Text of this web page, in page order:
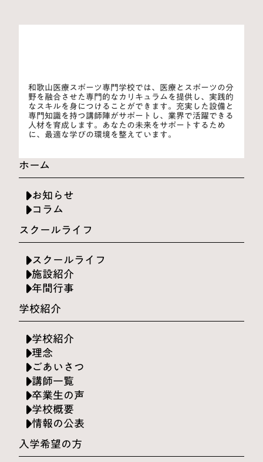
和歌山医療スポーツ専門学校では、医療とスポーツの分
野を融合させた専門的なカリキュラムを提供し、実践的
なスキルを身につけることができます。充実した設備と
専門知識を持つ講師陣がサポートし、業界で活躍できる
人材を育成します。あなたの未来をサポートするため
に、最適な学びの環境を整えています。
ホーム
お知らせ
コラム
スクールライフ
スクールライフ
施設紹介
年間行事
学校紹介
学校紹介
理念
ごあいさつ
講師一覧
卒業生の声
学校概要
情報の公表
入学希望の方